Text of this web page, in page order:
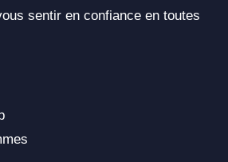
sentir en confiance en toutes